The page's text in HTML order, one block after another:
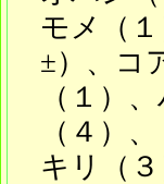
モメ（
±）、コ
（１）
（４）
キリ（